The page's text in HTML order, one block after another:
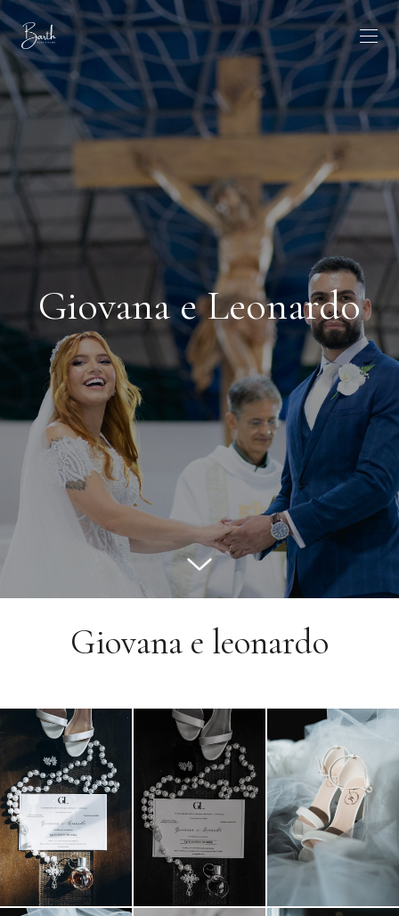
Giovana e Leonardo
Giovana e leonardo